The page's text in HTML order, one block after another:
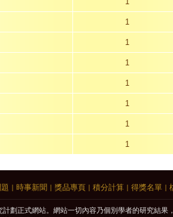
1
1
1
1
1
1
1
時事新聞 獎品專頁 積分計算 得獎名單
計劃正式網站。網站一切內容乃個別學者的研究結